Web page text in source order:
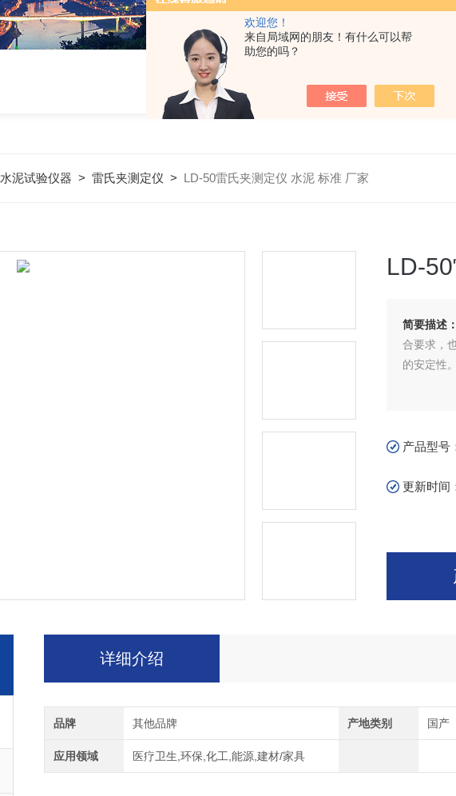
欢迎您！
来自局域网的朋友！有什么可以帮
助您的吗？
水泥试验仪器 >雷氏夹测定仪 > LD-50雷氏夹测定仪 水泥 标准 厂家
LD-
简要描述：
合要求，
的安定性。
产品型号
更新时间
详细介绍
品牌 其他品牌 产地类别 国产
应用领域 医疗卫生,环保,化工,能源,建材/家具